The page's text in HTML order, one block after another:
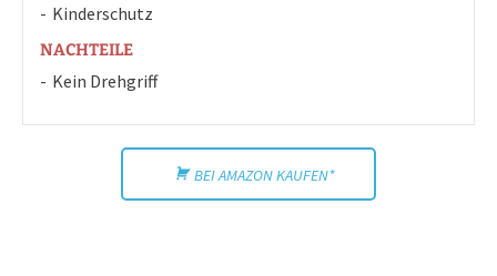
Kinderschutz
NACHTEILE
Kein Drehgriff
BEI AMAZON KAUFEN*